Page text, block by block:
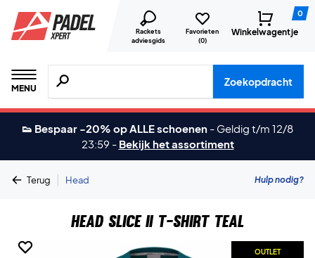
Rackets
adviesgids
Favorieten
(0)
0
Winkelwagentje
MENU
Zoeken naar producten, merken etc.
Zoekopdracht
👟 Bespaar -20% op ALLE schoenen - Geldig t/m 12/8
23:59 - Bekijk het assortiment
Terug | Head Hulp nodig?
Head Slice II T-shirt Teal
OUTLET
OUTLET